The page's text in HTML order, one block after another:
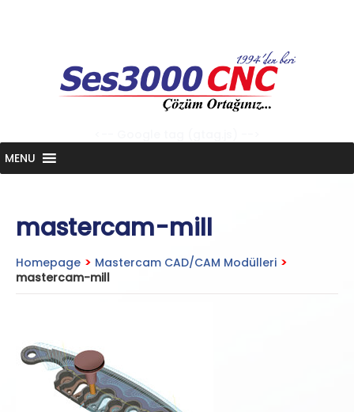
content
MENU
mastercam-mill
Homepage > Mastercam CAD/CAM Modülleri >
mastercam-mill